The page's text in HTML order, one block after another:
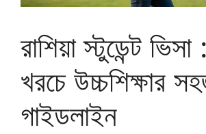
রাশিয়া স্টুডেন্ট
খরচে উচ্চশিক্ষার
গাইডলাইন